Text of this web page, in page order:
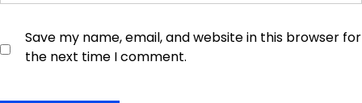
Save my name, email, and website in this browser for
the next time I comment.